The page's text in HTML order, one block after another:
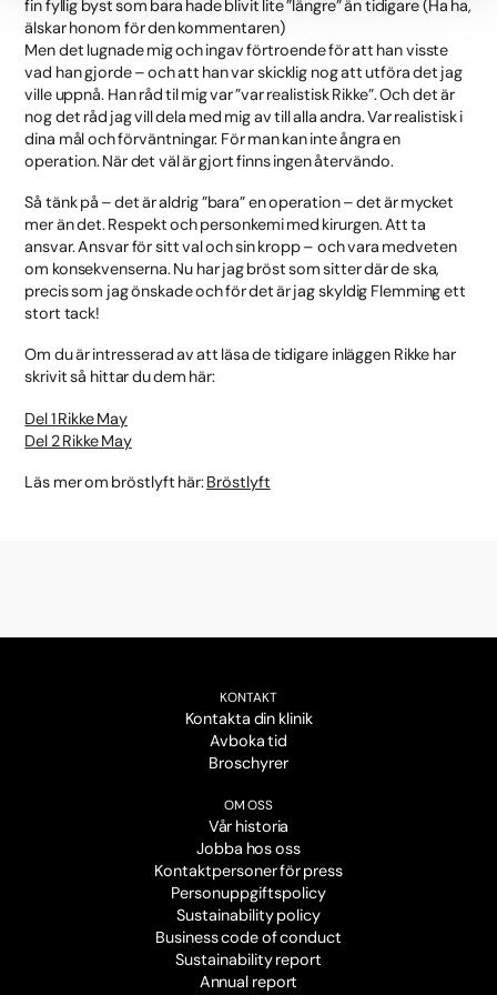
fin fyllig byst som bara hade blivit lite ”längre” än tidigare (Ha ha,
älskar honom för den kommentaren)
Men det lugnade mig och ingav förtroende för att han visste
vad han gjorde – och att han var skicklig nog att utföra det jag
ville uppnå. Han råd til mig var ”var realistisk Rikke”. Och det är
nog det råd jag vill dela med mig av till alla andra. Var realistisk i
dina mål och förväntningar. För man kan inte ångra en
operation. När det väl är gjort finns ingen återvändo.
Så tänk på – det är aldrig ”bara” en operation – det är mycket
mer än det. Respekt och personkemi med kirurgen. Att ta
ansvar. Ansvar för sitt val och sin kropp – och vara medveten
om konsekvenserna. Nu har jag bröst som sitter där de ska,
precis som jag önskade och för det är jag skyldig Flemming ett
stort tack!
Om du är intresserad av att läsa de tidigare inläggen Rikke har
skrivit så hittar du dem här:
Del 1 Rikke May
Del 2 Rikke May
Läs mer om bröstlyft här:Bröstlyft
KONTAKT
Kontakta din klinik
Avboka tid
Broschyrer
OM OSS
Vår historia
Jobba hos oss
Kontaktpersoner för press
Personuppgiftspolicy
Sustainability policy
Business code of conduct
Sustainability report
Annual report